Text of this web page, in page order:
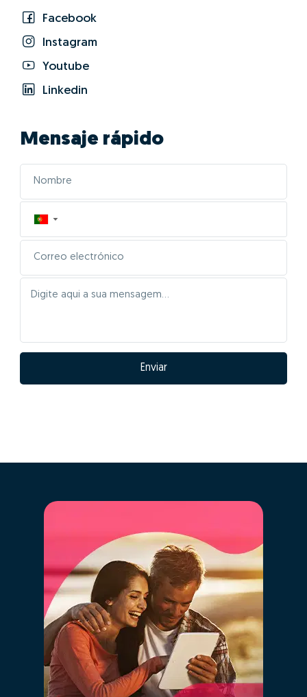
¿Cuáles son las
ventajas de hacer
GO!con André
Ferreira?
01- Posicionar
correctamente el inmueble
de datos inmobiliarios de Portugal, cruzando la
registrados, que están o han estado recientemente en
el mercado y en el historial anterior de ventas.
Al hacer clic en “GO” estarás disfrutando en
simultáneo de la más moderna tecnología de big
data, inteligencia artificial y el conocimiento de
mercado de nuestros consultores
especializados, de forma simple.
l definir el valor correcto de tu inmueble está
garantizando que éste va a “competir” con los
inmuebles similares y estará en la gama de valores
correcta en los diversos portales inmobiliarios. Definir